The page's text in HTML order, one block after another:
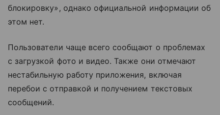
блокировку», однако официальной информации об
этом нет.
Пользователи чаще всего сообщают о проблемах
с загрузкой фото и видео. Также они отмечают
нестабильную работу приложения, включая
перебои с отправкой и получением текстовых
сообщений.